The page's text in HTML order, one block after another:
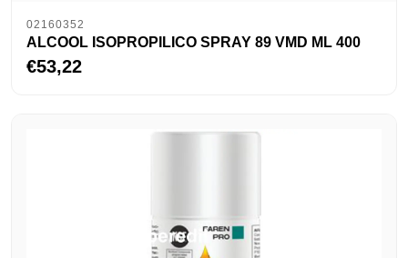
02160352
ALCOOL ISOPROPILICO SPRAY 89 VMD ML 400
€53,22